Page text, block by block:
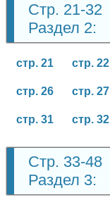
Стр. 21-32
Раздел 2:
стр. 21 стр. 22
стр. 26 стр. 27
стр. 31 стр. 32
Стр. 33-48
Раздел 3: